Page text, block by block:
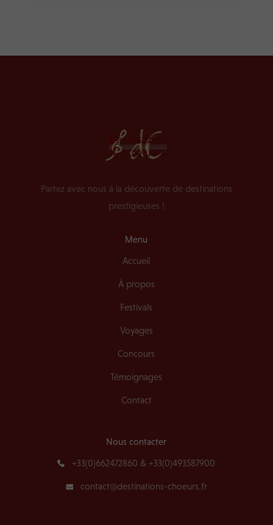
Partez avec nous à la découverte de destinations
prestigieuses !
Menu
Accueil
À propos
Festivals
Voyages
Concours
Témoignages
Contact
Nous contacter
+33(0)662472860 & +33(0)493587900
contact@destinations-choeurs.fr